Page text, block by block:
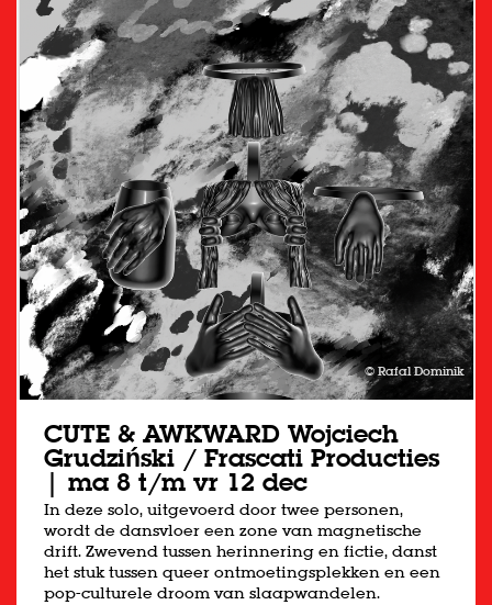
© Rafal Dominik
CUTE & AWKWARD Wojciech
Grudziński / Frascati Producties
| ma 8 t/m vr 12 dec
In deze solo, uitgevoerd door twee personen,
wordt de dansvloer een zone van magnetische
drift. Zwevend tussen herinnering en fictie, danst
het stuk tussen queer ontmoetingsplekken en een
pop-culturele droom van slaapwandelen.